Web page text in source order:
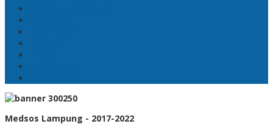
Medsos Lampung - 2017-2022